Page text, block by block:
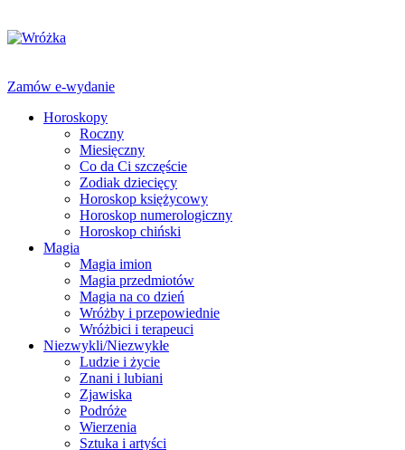
Zamów e-wydanie
Horoskopy
Roczny
Miesięczny
Co da Ci szczęście
Zodiak dziecięcy
Horoskop księżycowy
Horoskop numerologiczny
Horoskop chiński
Magia
Magia imion
Magia przedmiotów
Magia na co dzień
Wróżby i przepowiednie
Wróżbici i terapeuci
Niezwykli/Niezwykłe
Ludzie i życie
Znani i lubiani
Zjawiska
Podróże
Wierzenia
Sztuka i artyści